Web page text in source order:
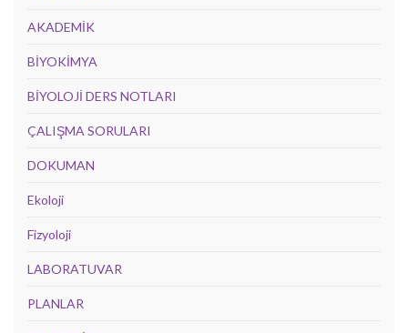
AKADEMİK
BİYOKİMYA
BİYOLOJİ DERS NOTLARI
ÇALIŞMA SORULARI
DOKUMAN
Ekoloji
Fizyoloji
LABORATUVAR
PLANLAR